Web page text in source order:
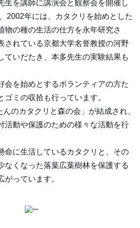
生を講師に講演会と観察会を開催し
2002年には、カタクリを始めとした
物の種の生活の仕方を永年研究さ
されている京都大学名誉教授の河野
ていだたき、本多先生の実験結果も
を始めとするボランティアの方た
ゴミの収拾も行っています。
のカタクリと森の会」が結成され、
活動や保護のための様々な活動を行
に生活しているカタクリと、その
なくなった落葉広葉樹林を保護する
っています。